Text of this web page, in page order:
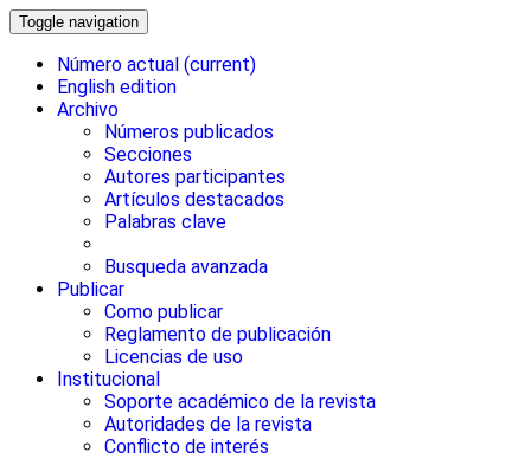
Toggle navigation
Número actual (current)
English edition
Archivo
Números publicados
Secciones
Autores participantes
Artículos destacados
Palabras clave
Busqueda avanzada
Publicar
Como publicar
Reglamento de publicación
Licencias de uso
Institucional
Soporte académico de la revista
Autoridades de la revista
Conflicto de interés